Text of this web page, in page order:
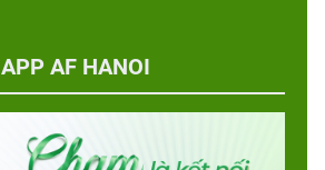
APP AF HANOI